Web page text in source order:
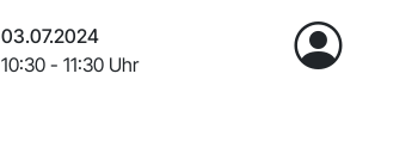
03.07.2024
10:30 - 11:30 Uhr